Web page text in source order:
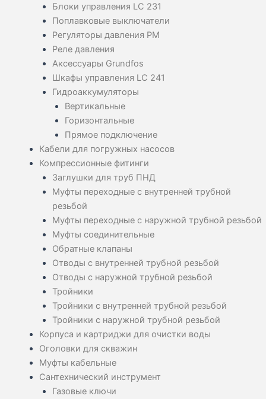
Блоки управления LC 231
Поплавковые выключатели
Регуляторы давления PM
Реле давления
Аксессуары Grundfos
Шкафы управления LC 241
Гидроаккумуляторы
Вертикальные
Горизонтальные
Прямое подключение
Кабели для погружных насосов
Компрессионные фитинги
Заглушки для труб ПНД
Муфты переходные с внутренней трубной
резьбой
Муфты переходные с наружной трубной резьбой
Муфты соединительные
Обратные клапаны
Отводы с внутренней трубной резьбой
Отводы с наружной трубной резьбой
Тройники
Тройники с внутренней трубной резьбой
Тройники с наружной трубной резьбой
Корпуса и картриджи для очистки воды
Оголовки для скважин
Муфты кабельные
Сантехнический инструмент
Газовые ключи